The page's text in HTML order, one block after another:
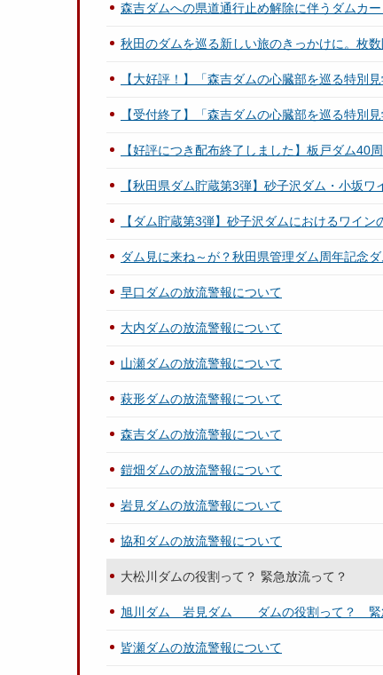
森吉ダムへの県道通行止め解除に伴うダムカ
秋田のダムを巡る新しい旅のきっかけに。枚
【大好評！】「森吉ダムの心臓部を巡る特別
【受付終了】「森吉ダムの心臓部を巡る特別
【好評につき配布終了しました】板戸ダム40
【秋田県ダム貯蔵第3弾】砂子沢ダム・小坂
【ダム貯蔵第3弾】砂子沢ダムにおけるワイン
ダム見に来ね～が？秋田県管理ダム周年記念
早口ダムの放流警報について
大内ダムの放流警報について
山瀬ダムの放流警報について
萩形ダムの放流警報について
森吉ダムの放流警報について
鎧畑ダムの放流警報について
岩見ダムの放流警報について
協和ダムの放流警報について
大松川ダムの役割って？ 緊急放流って？
旭川ダム 岩見ダム ダムの役割って？ 緊
皆瀬ダムの放流警報について